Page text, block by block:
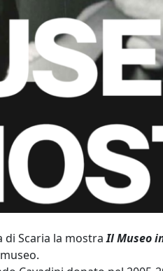
di Scaria la mostraIl Museo